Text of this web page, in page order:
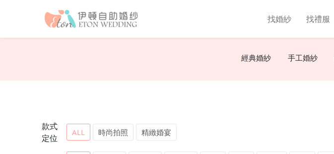
找婚紗 找禮服
經典婚紗 手工婚紗
款式
定位
ALL 時尚拍照 精緻婚宴